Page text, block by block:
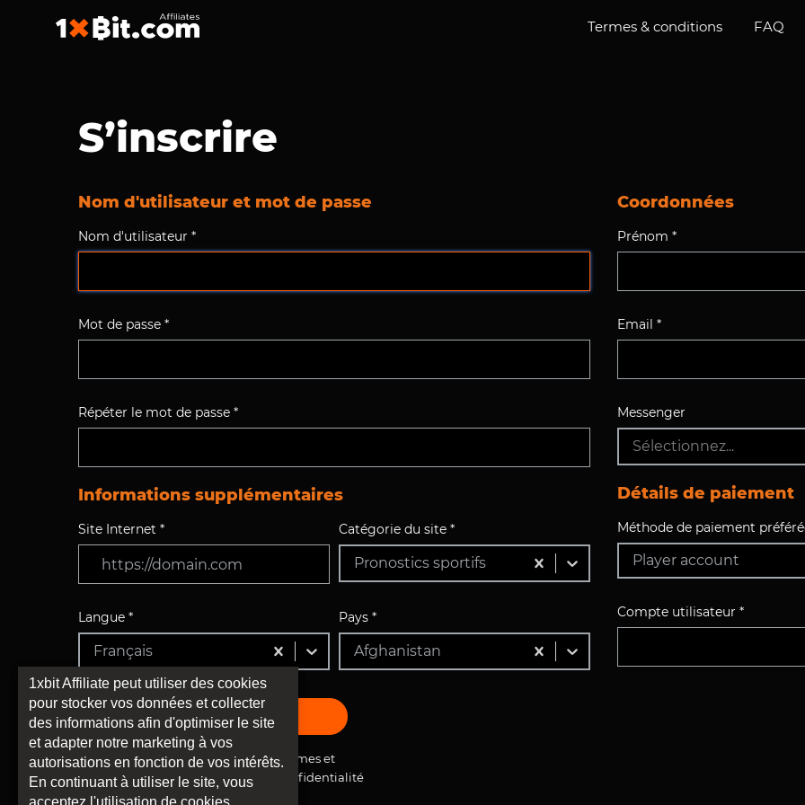
Termes & conditions FAQ
S’inscrire
Nom d'utilisateur et mot de passe
Nom d'utilisateur *
Mot de passe *
Répéter le mot de passe *
Informations supplémentaires
Site Internet * Catégorie du site *
Pronostics sportifs
Langue *
Français
Pays *
Afghanistan
Coordonnées
Prénom *
Email *
Messenger
Sélectionnez...
Détails de paiement
Méthode de paiement
Player account
Compte utilisateur *
S'INSCRIRE
J'ai lu, compris et accepté les Termes et
Conditions et la Politique de Confidentialité
ci-dessus
1xbit Affiliate peut utiliser des cookies
pour stocker vos données et collecter
des informations afin d'optimiser le site
et adapter notre marketing à vos
autorisations en fonction de vos intérêts.
En continuant à utiliser le site, vous
acceptez l'utilisation de cookies.